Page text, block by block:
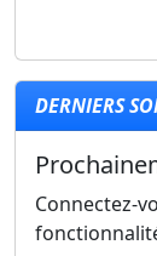
DERNIERS
Connectez-